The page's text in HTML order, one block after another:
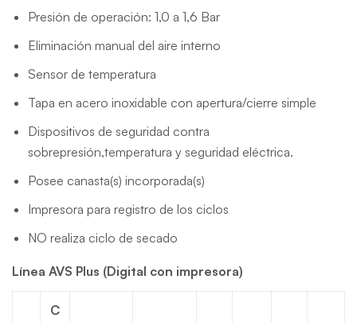
Presión de operación: 1,0 a 1,6 Bar
Eliminación manual del aire interno
Sensor de temperatura
Tapa en acero inoxidable con apertura/cierre simple
Dispositivos de seguridad contra
sobrepresión,temperatura y seguridad eléctrica.
Posee canasta(s) incorporada(s)
Impresora para registro de los ciclos
NO realiza ciclo de secado
Línea AVS Plus (Digital con impresora)
C